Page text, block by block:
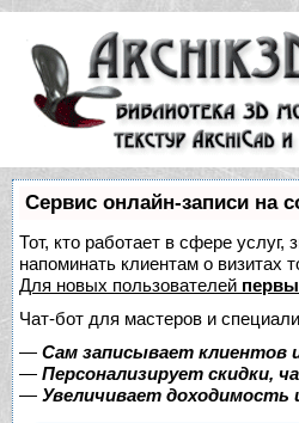
Сервис онлайн-записи на
Тот, кто работает в сфере
напоминать клиентам о
Для новых пользователей
Чат-бот для мастеров и
— Сам записывает клиентов
— Персонализирует скидки,
— Увеличивает